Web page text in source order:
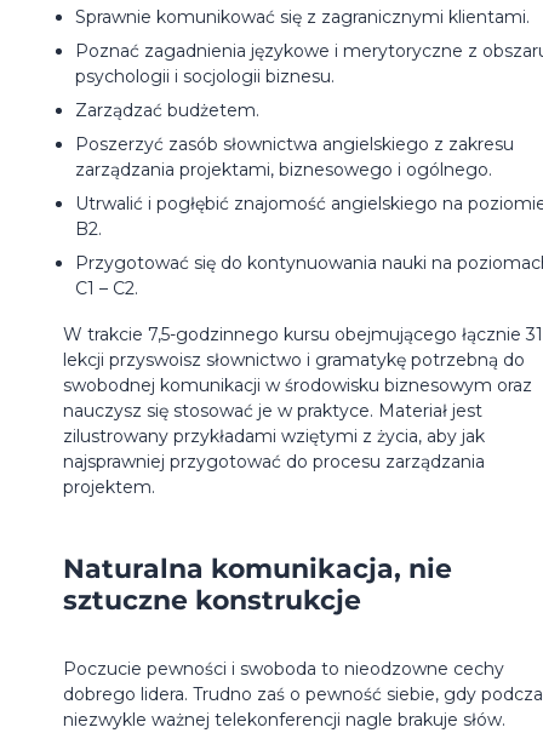
Sprawnie komunikować się z zagranicznymi klientami.
Poznać zagadnienia językowe i merytoryczne z
psychologii i socjologii biznesu.
Zarządzać budżetem.
Poszerzyć zasób słownictwa angielskiego z zakresu
zarządzania projektami, biznesowego i ogólnego.
Utrwalić i pogłębić znajomość angielskiego na
B2.
Przygotować się do kontynuowania nauki na
C1 – C2.
W trakcie 7,5-godzinnego kursu obejmującego łącznie 31
lekcji przyswoisz słownictwo i gramatykę potrzebną do
swobodnej komunikacji w środowisku biznesowym oraz
nauczysz się stosować je w praktyce. Materiał jest
zilustrowany przykładami wziętymi z życia, aby jak
najsprawniej przygotować do procesu zarządzania
projektem.
Naturalna komunikacja, nie
sztuczne konstrukcje
Poczucie pewności i swoboda to nieodzowne cechy
dobrego lidera. Trudno zaś o pewność siebie, gdy
niezwykle ważnej telekonferencji nagle brakuje słów.